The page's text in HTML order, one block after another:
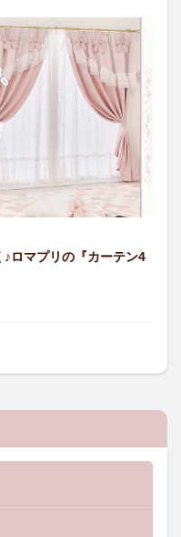
ロマプリの『カーテン4